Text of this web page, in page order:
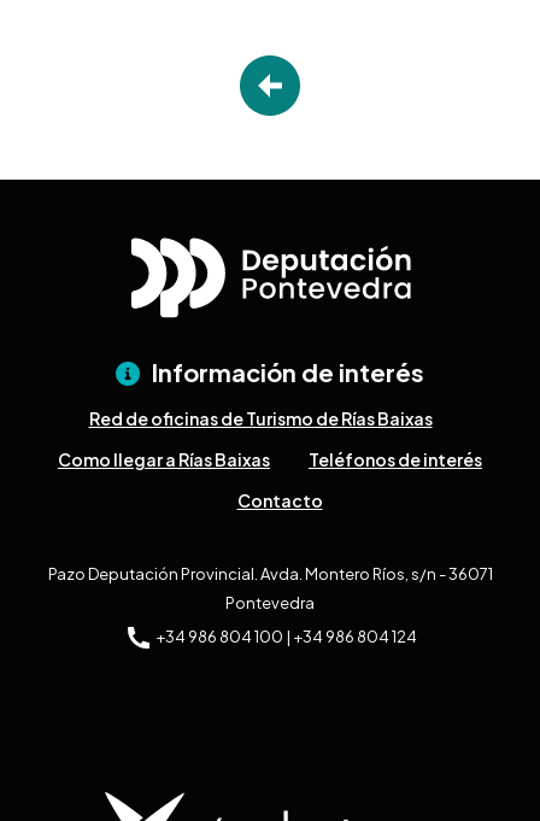
Información de interés
Red de oficinas de Turismo de Rías Baixas
Como llegar a Rías Baixas
Teléfonos de interés
Contacto
Pazo Deputación Provincial. Avda. Montero Ríos, s/n - 36071
Pontevedra
+34 986 804 100 | +34 986 804 124